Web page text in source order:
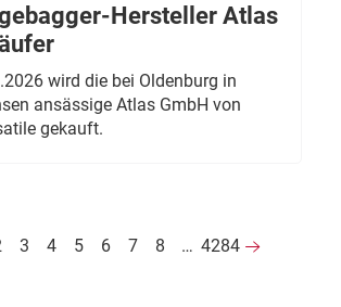
Hersteller Atlas
wird die bei Oldenburg in
ansässige Atlas GmbH von
gekauft.
3 4 5 6 7 8 … 4284